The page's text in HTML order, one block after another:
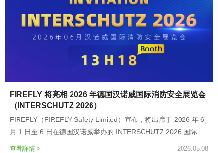
FIREFLY 将亮相 2026 年德国汉诺威国际消防安全展览会
（INTERSCHUTZ 2026）
FIREFLY（FIREFLY Safety Limited）宣布，将出席于 2026 年 6
月 1 日至 6 日在德国汉诺威举办的 INTERSCHUTZ 2026 国际消
防安全展览会。该展会为全球消防安全、救援及安防领域最具影响
查看詳情 > 2026.05.08